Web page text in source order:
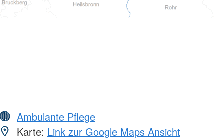
Ambulante Pflege
Karte: Link zur Google Maps Ansicht